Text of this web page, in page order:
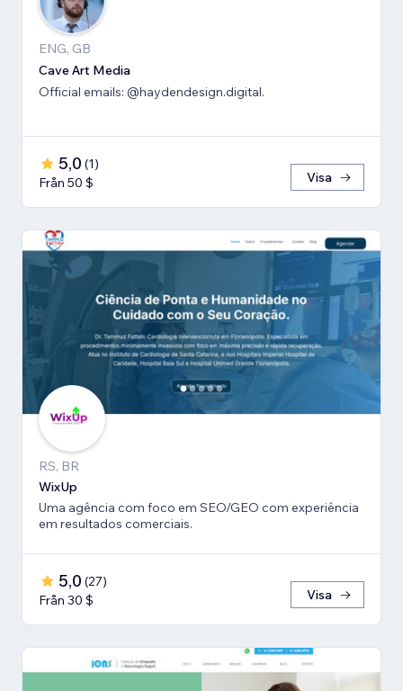
ENG, GB
Cave Art Media
Official emails: @haydendesign.digital.
5,0 (1)
Från 50 $
Visa
RS, BR
WixUp
Uma agência com foco em SEO/GEO com experiência
em resultados comerciais.
5,0 (27)
Från 30 $
Visa